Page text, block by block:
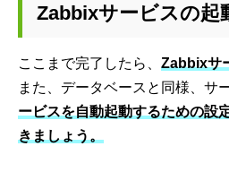
Zabbixサービスの起
ここまで完了したら、 Zabbixサ
また、データベースと同様、サ
ービスを自動起動するための設
きましょう。